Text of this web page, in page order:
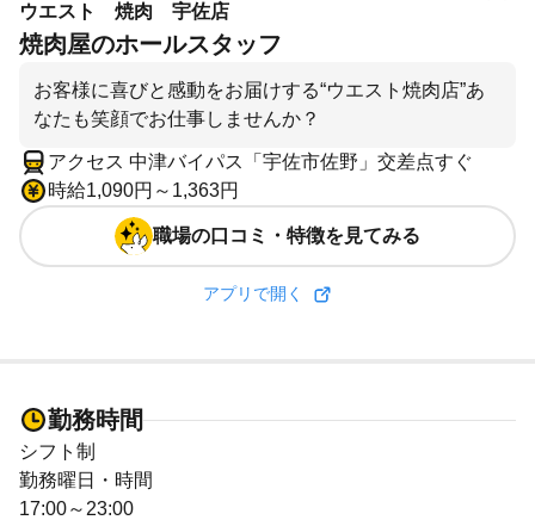
ウエスト 焼肉 宇佐店
焼肉屋のホールスタッフ
お客様に喜びと感動をお届けする“ウエスト焼肉店”あ
なたも笑顔でお仕事しませんか？
アクセス 中津バイパス「宇佐市佐野」交差点すぐ
時給1,090円～1,363円
職場の口コミ・特徴を見てみる
アプリで開く
勤務時間
シフト制
勤務曜日・時間
17:00～23:00